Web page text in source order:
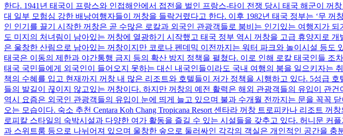
한다. 1941년 태국이 프랑스와 인접해안에서 접전을 벌인 프랑스-타이 전쟁 당시 태국 해군이
대 일부 모험심 강한 배낭여행자들이 꺼창을 들락거렸다고 한다. 이후 1982년 태국 정부는 ‘무
인 인기를 끌기 시작한 꺼창은 곧 수많은 로칼과 외국인 관광객들로 붐비는 인기있는 여행지가
도 미지의 처녀림이 남아있는 꺼창에 열광하기 시작했고 태국 정부 역시 꺼창을 고급 휴양지로
은 울창한 산림으로 남아있는 꺼창이지만 코로나 펜데믹 이전까지는 워터 파크와 놀이시설 등
태국은 이동의 제한과 야간통행 금지 등의 확산 방지 정책을 펼쳤다. 이로 인해 로칼 태국인들
태국 국민들에게 외국인이 들어오지 못하는 대신 내국인들이라도 국내 여행의 붐을 일으키자는
책의 수혜를 입고 현재까지 꺼창 내 많은 리조트와 호텔들이 저가 정책을 시행하고 있다. 5성급
들의 발길이 끊이지 않고있는 꺼창이다. 하지만 꺼창의 예전 활력은 해외 관광객들의 유입이 관
역시 요즘은 외국인 관광객들의 유입이 눈에 띄게 늘고 있으며 불과 수개월 전까지는 문을 꼭꼭
오는 모습이다. 숙소 추천 Centara Koh Chang Tropicana Resort 센타라 꺼창 트로피카나 리조트
로피칼 스타일의 숙박시설과 다양한 여가 활동을 즐길 수 있는 시설들을 갖추고 있다. 허니문 커
과 스위트룸 등으로 나뉘어져 있으며 울창한 숲으로 둘러싸인 각각의 객실은 개인적인 공간을